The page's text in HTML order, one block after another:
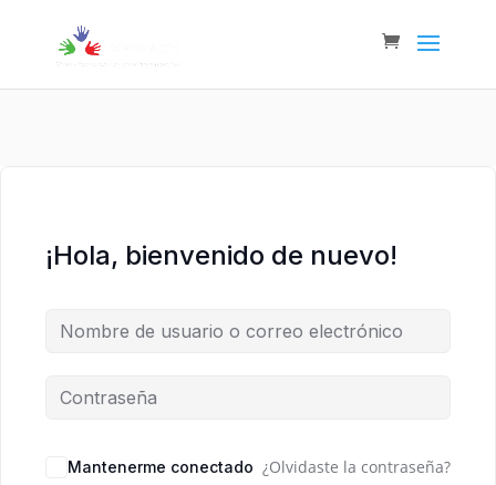
¡Hola, bienvenido de nuevo!
Alternative:
Mantenerme conectado ¿Olvidaste la contraseña?